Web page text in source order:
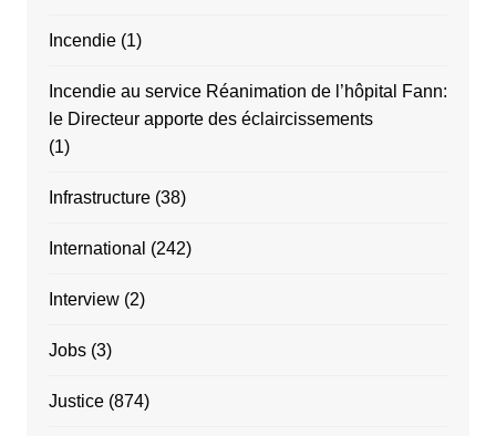
Incendie(1)
Incendie au service Réanimation de l’hôpital Fann:
le Directeur apporte des éclaircissements
(1)
Infrastructure(38)
International (242)
Interview(2)
Jobs(3)
Justice(874)